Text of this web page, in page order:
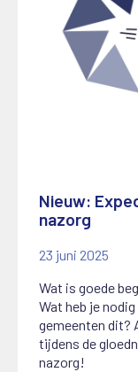
Nieuw:
nazorg
23 juni 2025
Wat is goede
Wat heb je
gemeenten dit?
tijdens de
nazorg!